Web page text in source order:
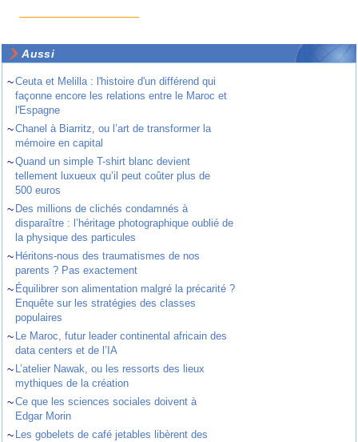
Aussi
~Ceuta et Melilla : l'histoire d'un différend qui
façonne encore les relations entre le Maroc et
l'Espagne
~Chanel à Biarritz, ou l’art de transformer la
mémoire en capital
~Quand un simple T-shirt blanc devient
tellement luxueux qu’il peut coûter plus de
500 euros
~ Des millions de clichés condamnés à
disparaître : l’héritage photographique oublié de
la physique des particules
~ Héritons-nous des traumatismes de nos
parents ? Pas exactement
~ Équilibrer son alimentation malgré la précarité ?
Enquête sur les stratégies des classes
populaires
~ Le Maroc, futur leader continental africain des
data centers et de l’IA
~ L’atelier Nawak, ou les ressorts des lieux
mythiques de la création
~Ce que les sciences sociales doivent à
Edgar Morin
~ Les gobelets de café jetables libèrent des